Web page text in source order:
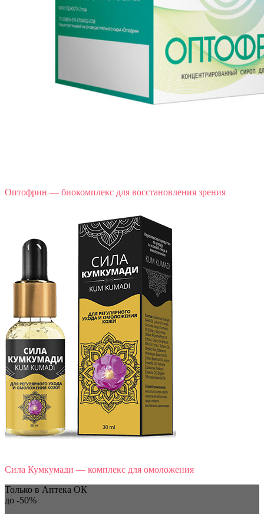
Оптофрин — биокомплекс для восстановления зрения
Сила Кумкумади — комплекс для омоложения
Только в Аптека ОК
до -50%